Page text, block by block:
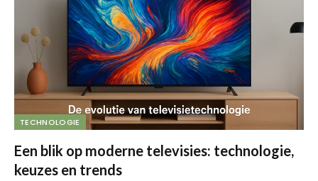
TECHNOLOGIE
Een blik op moderne televisies: technologie,
keuzes en trends